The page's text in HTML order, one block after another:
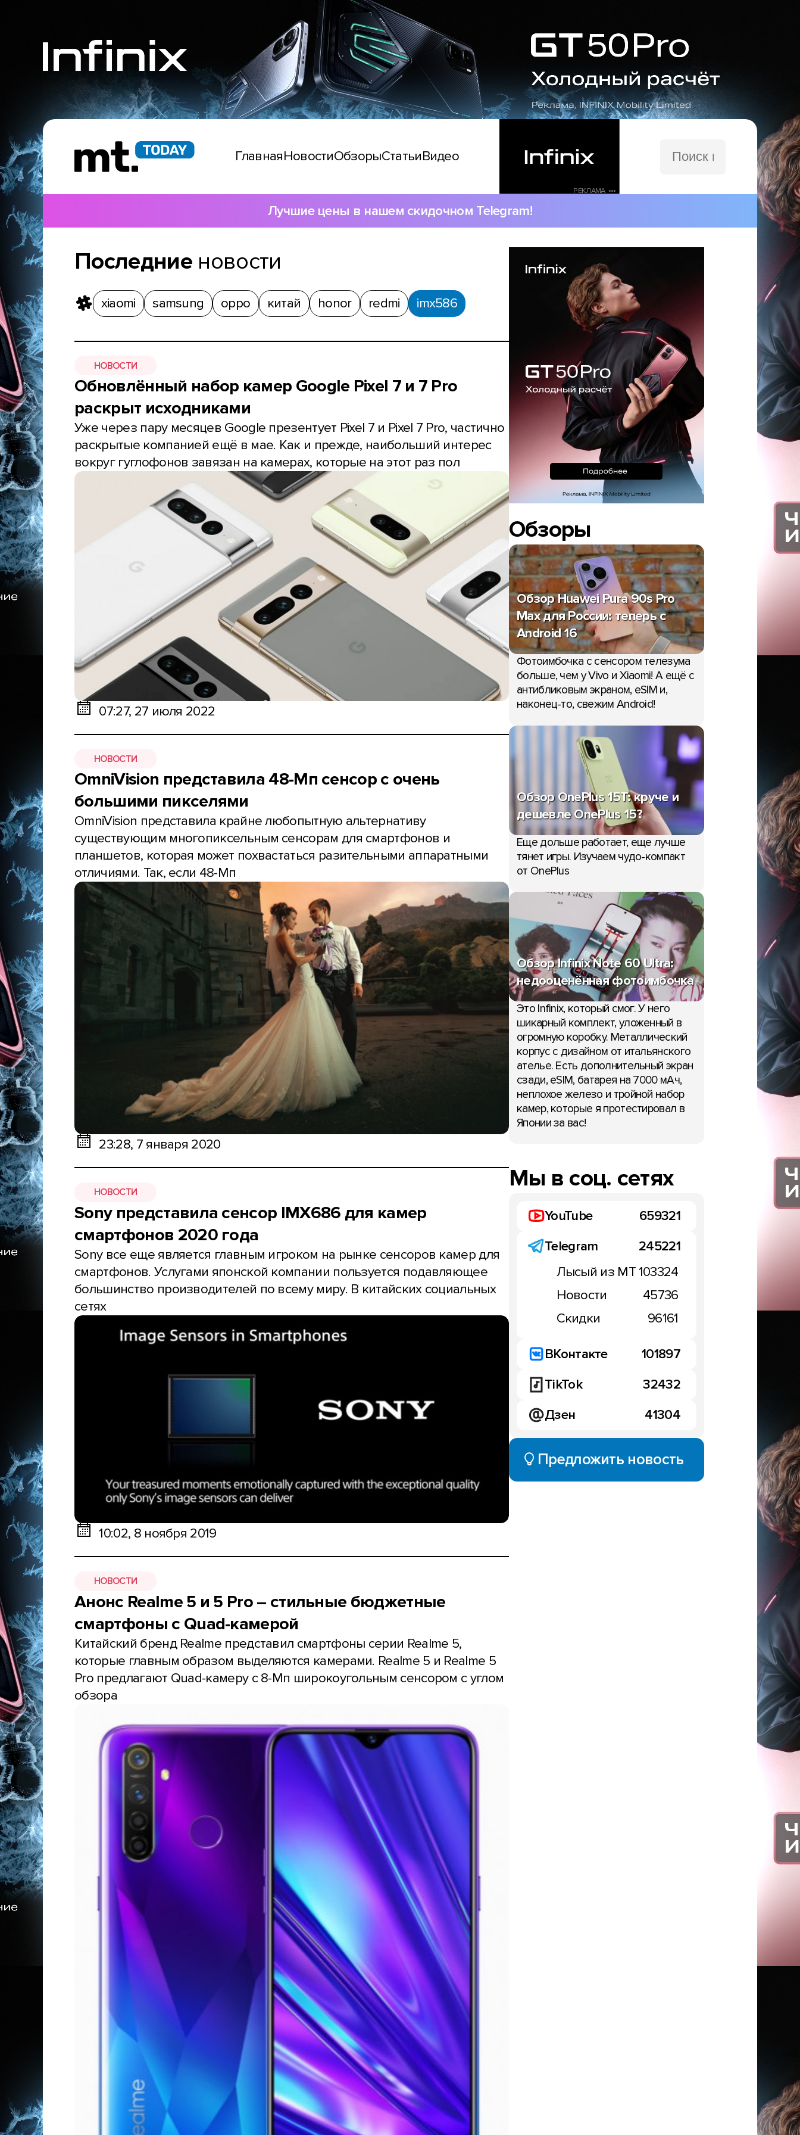
ГлавнаяНовостиОбзорыСтатьиВидео
РЕКЛАМА •••
сайту
Лучшие цены в нашем скидочном Telegram!
Последниеновости
xiaomi samsung oppo китай honor redmi imx586
НОВОСТИ
Обновлённый набор камер Google Pixel 7 и 7 Pro
раскрыт исходниками
Уже через пару месяцев Google презентует Pixel 7 и Pixel 7 Pro, частично
раскрытые компанией ещё в мае. Как и прежде, наибольший интерес
вокруг гуглофонов завязан на камерах, которые на этот раз пол
07:27, 27 июля 2022
НОВОСТИ
OmniVision представила 48-Мп сенсор с очень
большими пикселями
OmniVision представила крайне любопытную альтернативу
существующим многопиксельным сенсорам для смартфонов и
планшетов, которая может похвастаться разительными аппаратными
отличиями. Так, если 48-Мп
23:28, 7 января 2020
НОВОСТИ
Sony представила сенсор IMX686 для камер
смартфонов 2020 года
Sony все еще является главным игроком на рынке сенсоров камер для
смартфонов. Услугами японской компании пользуется подавляющее
большинство производителей по всему миру. В китайских социальных
сетях
10:02, 8 ноября 2019
НОВОСТИ
Анонс Realme 5 и 5 Pro – стильные бюджетные
смартфоны с Quad-камерой
Китайский бренд Realme представил смартфоны серии Realme 5,
которые главным образом выделяются камерами. Realme 5 и Realme 5
Pro предлагают Quad-камеру с 8-Мп широкоугольным сенсором с углом
обзора
Обзоры
Обзор Huawei Pura 90s Pro
Max для России: теперь с
Android 16
Фотоимбочка с сенсором телезума
больше, чем у Vivo и Xiaomi! А ещё с
антибликовым экраном, eSIM и,
наконец-то, свежим Android!
Обзор OnePlus 15T: круче и
дешевле OnePlus 15?
Еще дольше работает, еще лучше
тянет игры. Изучаем чудо-компакт
от OnePlus
Обзор Infinix Note 60 Ultra:
недооценённая фотоимбочка
Это Infinix, который смог. У него
шикарный комплект, уложенный в
огромную коробку. Металлический
корпус с дизайном от итальянского
ателье. Есть дополнительный экран
сзади, eSIM, батарея на 7000 мАч,
неплохое железо и тройной набор
камер, которые я протестировал в
Японии за вас!
Мы в соц. сетях
YouTube
659321
Telegram
245221
Лысый из МТ103324
Новости
45736
Скидки
96161
ВКонтакте
101897
TikTok
32432
Дзен
41304
Предложить новость